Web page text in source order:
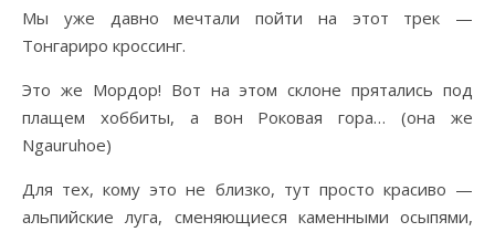
Мы уже давно мечтали пойти на этот трек —
Тонгариро кроссинг.
Это же Мордор! Вот на этом склоне прятались под
плащем хоббиты, а вон Роковая гора… (она же
Ngauruhoe)
Для тех, кому это не близко, тут просто красиво —
альпийские луга, сменяющиеся каменными осыпями,